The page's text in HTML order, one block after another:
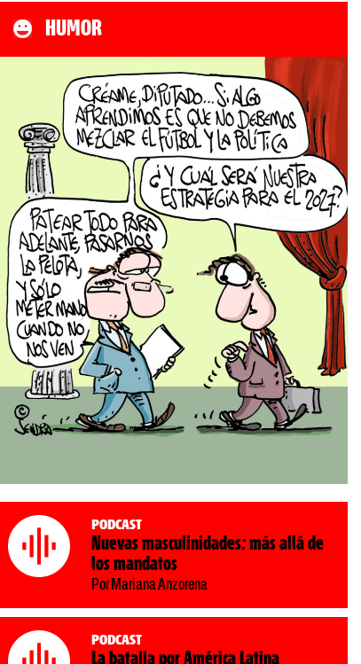
HUMOR
Podcast
Nuevas masculinidades: más allá de
los mandatos
Por Mariana Anzorena
Podcast